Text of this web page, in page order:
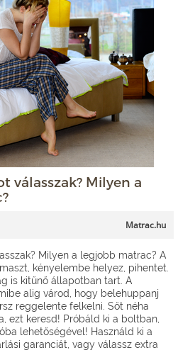
válasszak? Milyen a
Matrac.hu
Milyen a legjobb matrac? A
kényelembe helyez, pihentet.
is kitűnő állapotban tart. A
alig várod, hogy belehuppanj
reggelente felkelni. Sőt néha
ezt keresd! Próbáld ki a boltban,
lehetőségével! Használd ki a
garanciát, vagy válassz extra